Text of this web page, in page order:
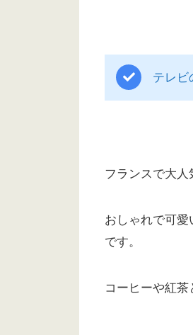
テレビ
フランスで大人
おしゃれで可愛
です。
コーヒーや紅茶